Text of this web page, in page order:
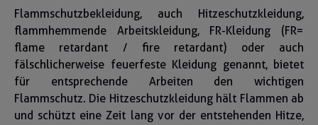
Flammschutzbekleidung, auch Hitzeschutzkleidung,
flammhemmende Arbeitskleidung, FR-Kleidung (FR=
flame retardant / fire retardant) oder auch
fälschlicherweise feuerfeste Kleidung genannt, bietet
für entsprechende Arbeiten den wichtigen
Flammschutz. Die Hitzeschutzkleidung hält Flammen ab
und schützt eine Zeit lang vor der entstehenden Hitze,